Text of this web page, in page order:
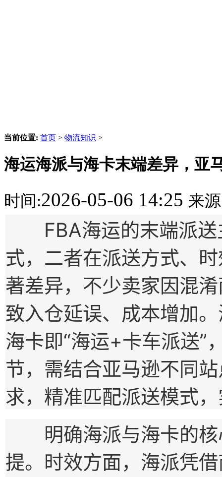
当前位置: 首页 > 物流知识 >
海运海派与海卡末端差异，亚
时间:2026-05-06 14:25 来
FBA海运的末端派送
式，二者在派送方式、
著差异，不少卖家因混
致入仓延误、成本增加
海卡即“海运+卡车派送”
节，需结合亚马逊不同
求，精准匹配派送模式
明确海派与海卡的核
提。时效方面，海派凭